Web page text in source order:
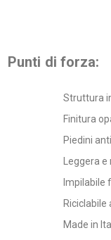
Punti di forza:
Struttura
Finitura
Piedini
Leggera
Impilabile
Riciclabile
Made in